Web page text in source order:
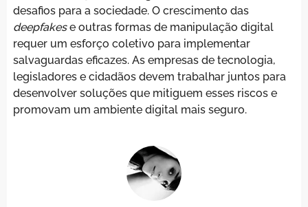
desafios para a sociedade. O crescimento das
deepfakese outras formas de manipulação digital
requer um esforço coletivo para implementar
salvaguardas eficazes. As empresas de tecnologia,
legisladores e cidadãos devem trabalhar juntos para
desenvolver soluções que mitiguem esses riscos e
promovam um ambiente digital mais seguro.